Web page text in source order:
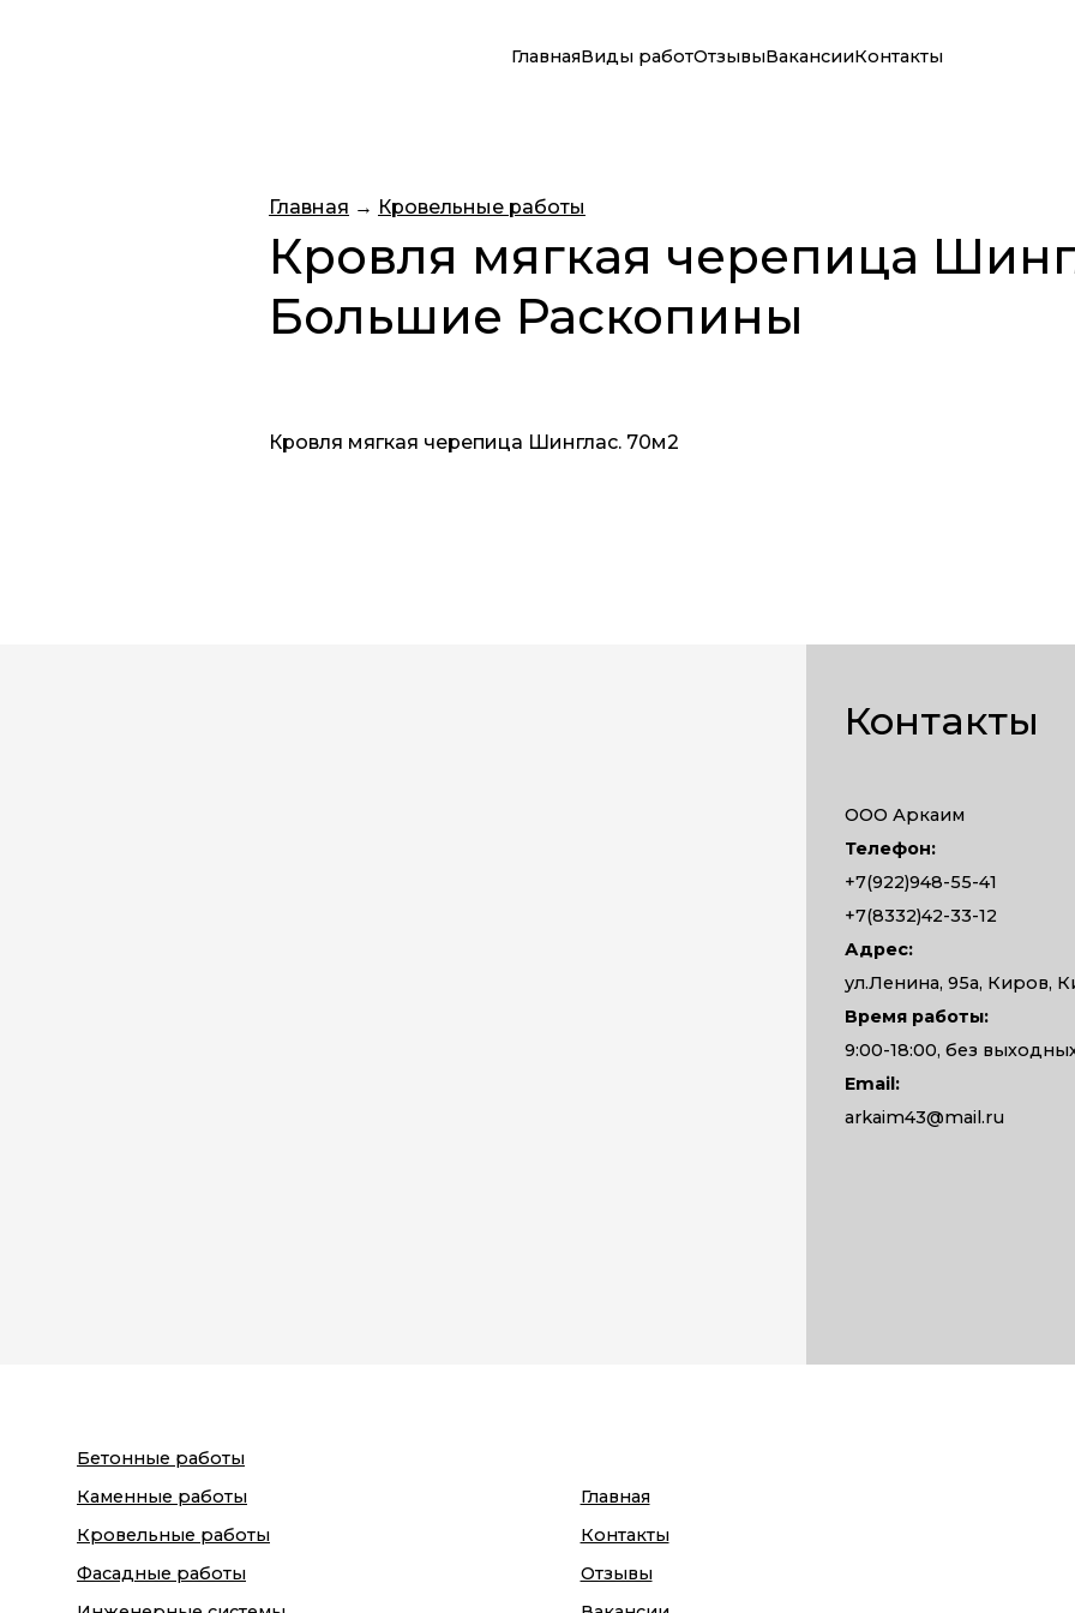
ГлавнаяВиды работОтзывыВакансииКонтакты
Главная → Кровельные работы
Кровля мягкая черепица
Большие Раскопины
Кровля мягкая черепица Шинглас. 70м2
Контакты
ООО Аркаим
Телефон:
+7(922)948-55-41
+7(8332)42-33-12
Адрес:
ул.Ленина, 95а, Киров,
Время работы:
9:00-18:00, без
Email:
arkaim43@mail.ru
Бетонные работы
Каменные работы
Кровельные работы
Фасадные работы
Главная
Контакты
Отзывы